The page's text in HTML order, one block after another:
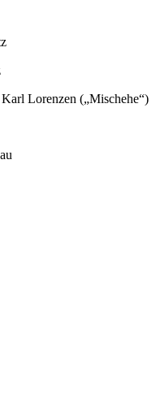
Lorenzen („Mischehe“)